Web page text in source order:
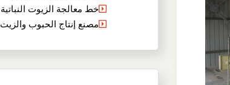
خط معالجة الزيوت النباتية
مصنع إنتاج الحبوب والزيت